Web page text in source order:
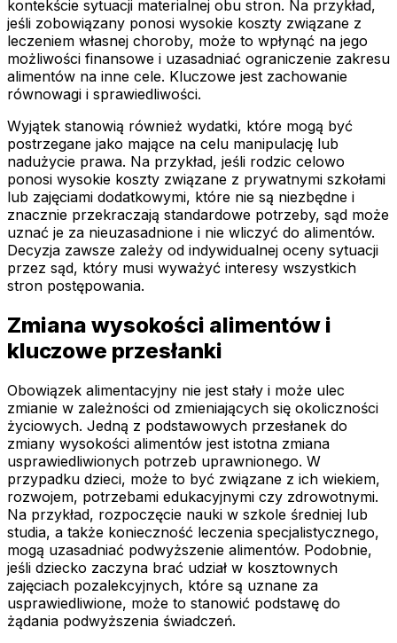
kontekście sytuacji materialnej obu stron. Na przykład,
jeśli zobowiązany ponosi wysokie koszty związane z
leczeniem własnej choroby, może to wpłynąć na jego
możliwości finansowe i uzasadniać ograniczenie zakresu
alimentów na inne cele. Kluczowe jest zachowanie
równowagi i sprawiedliwości.
Wyjątek stanowią również wydatki, które mogą być
postrzegane jako mające na celu manipulację lub
nadużycie prawa. Na przykład, jeśli rodzic celowo
ponosi wysokie koszty związane z prywatnymi szkołami
lub zajęciami dodatkowymi, które nie są niezbędne i
znacznie przekraczają standardowe potrzeby, sąd może
uznać je za nieuzasadnione i nie wliczyć do alimentów.
Decyzja zawsze zależy od indywidualnej oceny sytuacji
przez sąd, który musi wyważyć interesy wszystkich
stron postępowania.
Zmiana wysokości alimentów i
kluczowe przesłanki
Obowiązek alimentacyjny nie jest stały i może ulec
zmianie w zależności od zmieniających się okoliczności
życiowych. Jedną z podstawowych przesłanek do
zmiany wysokości alimentów jest istotna zmiana
usprawiedliwionych potrzeb uprawnionego. W
przypadku dzieci, może to być związane z ich wiekiem,
rozwojem, potrzebami edukacyjnymi czy zdrowotnymi.
Na przykład, rozpoczęcie nauki w szkole średniej lub
studia, a także konieczność leczenia specjalistycznego,
mogą uzasadniać podwyższenie alimentów. Podobnie,
jeśli dziecko zaczyna brać udział w kosztownych
zajęciach pozalekcyjnych, które są uznane za
usprawiedliwione, może to stanowić podstawę do
żądania podwyższenia świadczeń.